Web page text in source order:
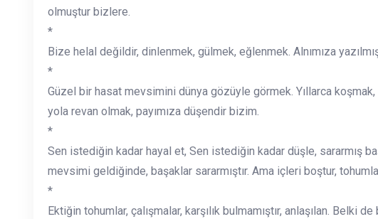
olmuştur bizlere.
*
Bize helal değildir, dinlenmek, gülmek, eğlenmek. Alnımıza
*
Güzel bir hasat mevsimini dünya gözüyle görmek. Yıllarca
yola revan olmak, payımıza düşendir bizim.
*
Sen istediğin kadar hayal et, Sen istediğin kadar düşle, sararmış
mevsimi geldiğinde, başaklar sararmıştır. Ama içleri boştur,
*
Ektiğin tohumlar, çalışmalar, karşılık bulmamıştır, anlaşılan. Belki